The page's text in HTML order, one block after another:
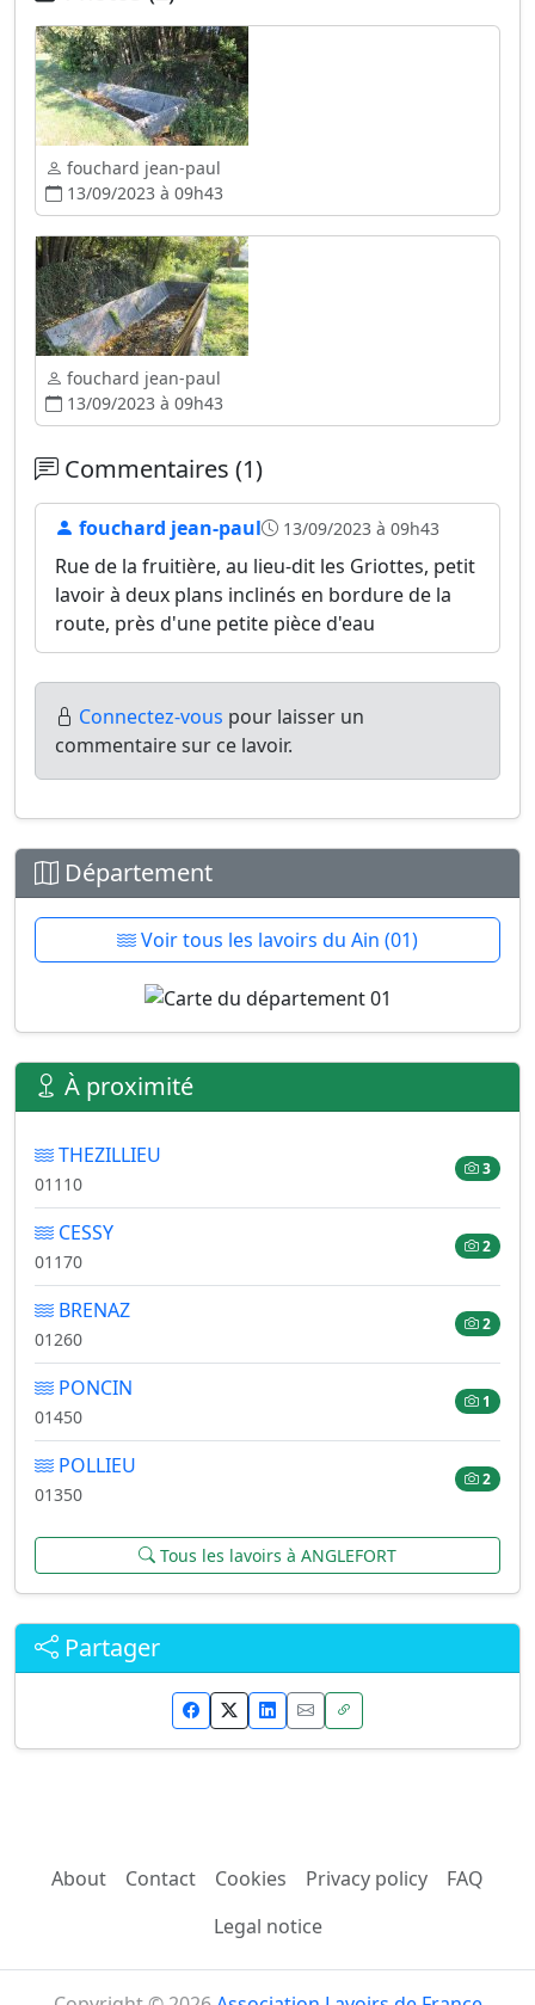
fouchard jean-paul
13/09/2023 à 09h43
fouchard jean-paul
13/09/2023 à 09h43
Commentaires (1)
fouchard jean-paul 13/09/2023 à 09h43
Rue de la fruitière, au lieu-dit les Griottes, petit
lavoir à deux plans inclinés en bordure de la
route, près d'une petite pièce d'eau
Connectez-vous pour laisser un
commentaire sur ce lavoir.
Département
Voir tous les lavoirs du Ain (01)
À proximité
THEZILLIEU
01110
3
CESSY
01170
2
BRENAZ
01260
2
PONCIN
01450
1
POLLIEU
01350
2
Tous les lavoirs à ANGLEFORT
Partager
About Contact Cookies Privacy policy
FAQ
Legal notice